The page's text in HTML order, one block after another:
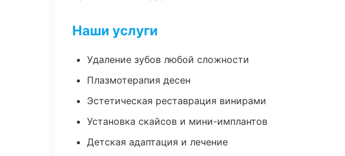
Наши услуги
Удаление зубов любой сложности
Плазмотерапия десен
Эстетическая реставрация винирами
Установка скайсов и мини-имплантов
Детская адаптация и лечение